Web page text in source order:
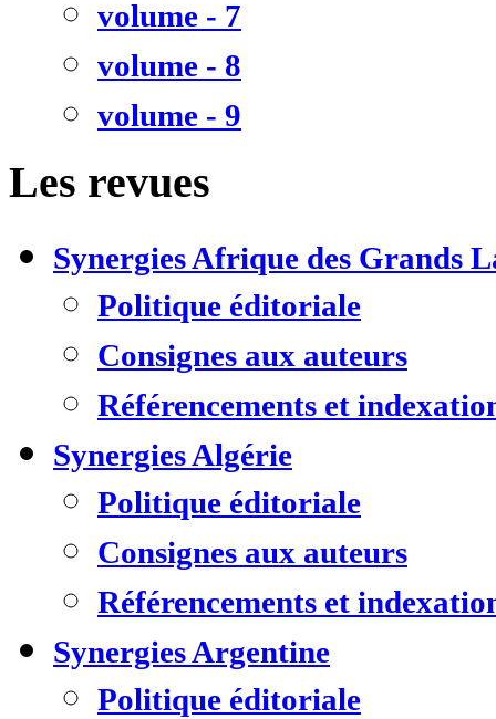
volume - 7
volume - 8
volume - 9
Les revues
Synergies Afrique des Grands
Politique éditoriale
Consignes aux auteurs
Référencements et
Synergies Algérie
Politique éditoriale
Consignes aux auteurs
Référencements et
Synergies Argentine
Politique éditoriale